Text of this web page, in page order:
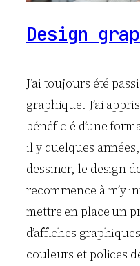
Design
J’ai toujours été
graphique. J’ai
bénéficié d’une
il y quelques
dessiner, le design
recommence à m’y
mettre en place un
d’affiches
couleurs et polices